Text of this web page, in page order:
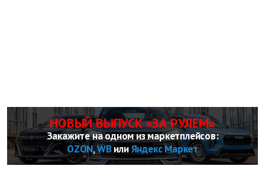
НОВЫЙ ВЫПУСК «ЗА РУЛЕМ»
Закажите на одном из маркетплейсов:
OZON,WBилиЯндекс Маркет